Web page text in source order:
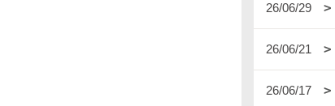
26/06/29
26/06/21
26/06/17